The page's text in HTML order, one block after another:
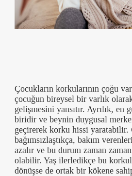
Çocukların korkularının çoğu
çocuğun bireysel bir varlık
gelişmesini yansıtır. Ayrılık, en
biridir ve beynin duygusal
geçirerek korku hissi yaratabilir.
bağımsızlaştıkça, bakım
azalır ve bu durum zaman
olabilir. Yaş ilerledikçe bu
dönüşse de ortak bir kökene